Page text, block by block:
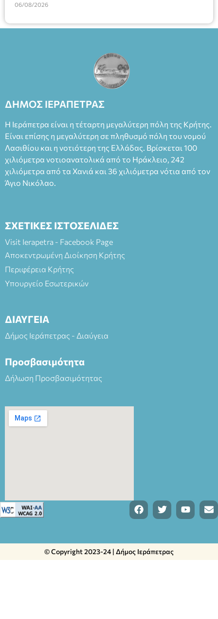
Ακτοφυλακής (Λ.Σ.-ΕΛ.ΑΚΤ.), Αρχιπλοίαρχο Λ.Σ. κ. Ιωάννη
06/08/2026
ΔΗΜΟΣ ΙΕΡΑΠΕΤΡΑΣ
Η Ιεράπετρα είναι η τέταρτη μεγαλύτερη πόλη της Κρήτης.
Είναι επίσης η μεγαλύτερη σε πληθυσμό πόλη του νομού
Λασιθίου και η νοτιότερη της Ελλάδας. Βρίσκεται 100
χιλιόμετρα νοτιοανατολικά από το Ηράκλειο, 242
χιλιόμετρα από τα Χανιά και 36 χιλιόμετρα νότια από τον
Άγιο Νικόλαο.
ΣΧΕΤΙΚΕΣ ΙΣΤΟΣΕΛΙΔΕΣ
Visit Ierapetra - Facebook Page
Αποκεντρωμένη Διοίκηση Κρήτης
Περιφέρεια Κρήτης
Υπουργείο Εσωτερικών
ΔΙΑΥΓΕΙΑ
Δήμος Ιεράπετρας - Διαύγεια
Προσβασιμότητα
Δήλωση Προσβασιμότητας
© Copyright 2023-24 | Δήμος Ιεράπετρας